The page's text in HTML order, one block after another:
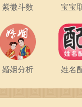
紫微斗数 宝宝
婚姻分析 姓名